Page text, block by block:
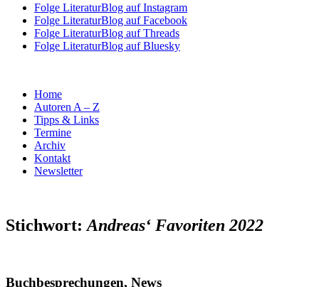
Folge LiteraturBlog auf Instagram
Folge LiteraturBlog auf Facebook
Folge LiteraturBlog auf Threads
Folge LiteraturBlog auf Bluesky
Home
Autoren A – Z
Tipps & Links
Termine
Archiv
Kontakt
Newsletter
Stichwort: Andreas‘ Favoriten 2022
Buchbesprechungen, News